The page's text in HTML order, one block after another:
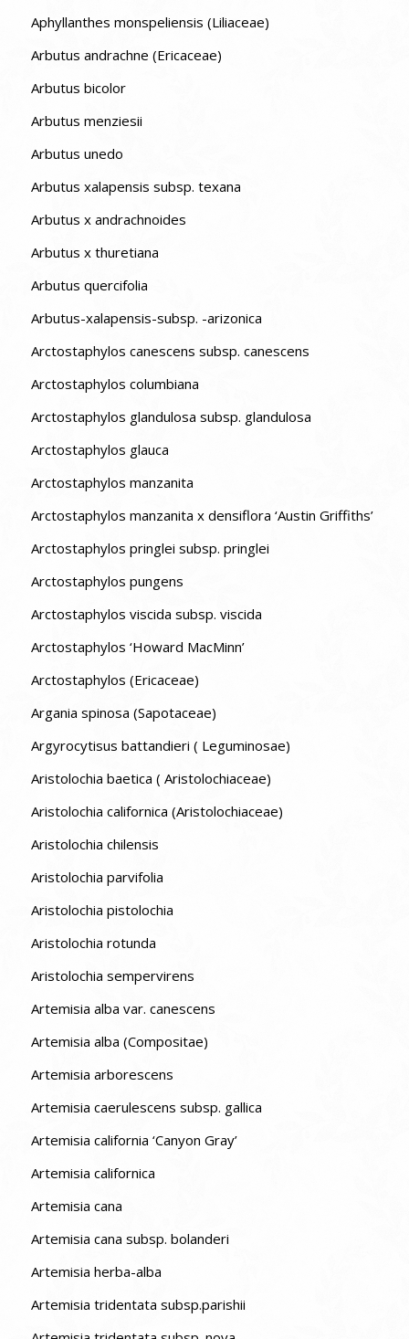
Aphyllanthes monspeliensis (Liliaceae)
Arbutus andrachne (Ericaceae)
Arbutus bicolor
Arbutus menziesii
Arbutus unedo
Arbutus xalapensis subsp. texana
Arbutus x andrachnoides
Arbutus x thuretiana
Arbutus quercifolia
Arbutus-xalapensis-subsp. -arizonica
Arctostaphylos canescens subsp. canescens
Arctostaphylos columbiana
Arctostaphylos glandulosa subsp. glandulosa
Arctostaphylos glauca
Arctostaphylos manzanita
Arctostaphylos manzanita x densiflora ‘Austin Griffiths’
Arctostaphylos pringlei subsp. pringlei
Arctostaphylos pungens
Arctostaphylos viscida subsp. viscida
Arctostaphylos ‘Howard MacMinn’
Arctostaphylos (Ericaceae)
Argania spinosa (Sapotaceae)
Argyrocytisus battandieri ( Leguminosae)
Aristolochia baetica ( Aristolochiaceae)
Aristolochia californica (Aristolochiaceae)
Aristolochia chilensis
Aristolochia parvifolia
Aristolochia pistolochia
Aristolochia rotunda
Aristolochia sempervirens
Artemisia alba var. canescens
Artemisia alba (Compositae)
Artemisia arborescens
Artemisia caerulescens subsp. gallica
Artemisia california ‘Canyon Gray’
Artemisia californica
Artemisia cana
Artemisia cana subsp. bolanderi
Artemisia herba-alba
Artemisia tridentata subsp.parishii